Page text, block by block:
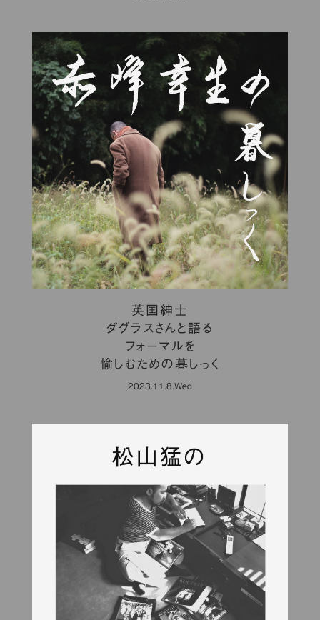
英国紳士
ダグラスさんと語る
フォーマルを
愉しむための暮しっく
2023.11.8.Wed